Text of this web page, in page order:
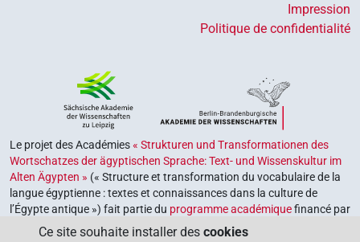
Impression
Politique de confidentialité
Le projet des Académies« Strukturen und Transformationen des
Wortschatzes der ägyptischen Sprache: Text- und Wissenskultur im
Alten Ägypten » (« Structure et transformation du vocabulaire de la
langue égyptienne : textes et connaissances dans la culture de
l’Égypte antique ») fait partie du programme académiquefinancé par
le gouvernement fédéral et les gouvernements des Länder de la
Ce site souhaite installer des cookies